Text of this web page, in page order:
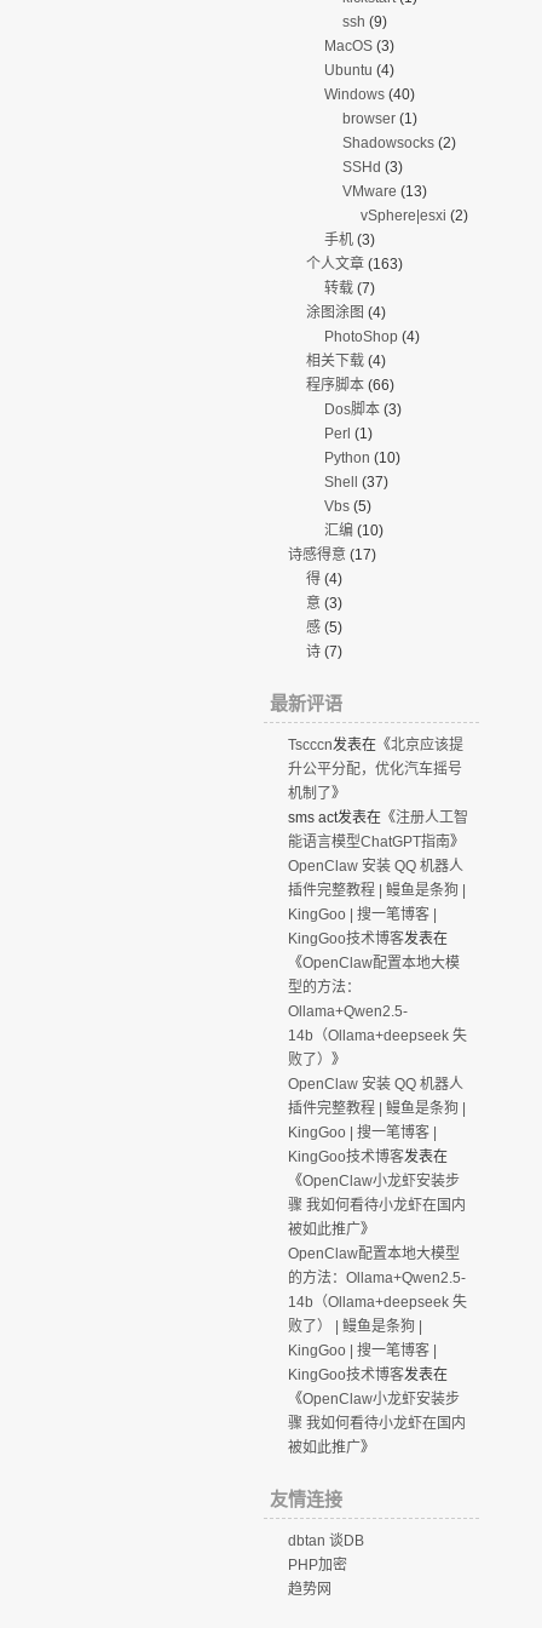
ssh (9)
MacOS(3)
Ubuntu (4)
Windows(40)
browser(1)
Shadowsocks(2)
SSHd (3)
VMware (13)
vSphere|esxi (2)
手机(3)
个人文章(163)
转载(7)
涂图涂图 (4)
PhotoShop(4)
相关下载(4)
程序脚本(66)
Dos脚本(3)
Perl (1)
Python (10)
Shell (37)
Vbs(5)
汇编 (10)
诗感得意(17)
得(4)
意(3)
感(5)
诗(7)
最新评语
Tscccn发表在《北京应该提
升公平分配，优化汽车摇号
机制了》
sms act发表在《注册人工智
能语言模型ChatGPT指南》
OpenClaw 安装 QQ 机器人
插件完整教程 | 鳗鱼是条狗 |
KingGoo | 搜一笔博客 |
KingGoo技术博客发表在
《OpenClaw配置本地大模
型的方法：
Ollama+Qwen2.5-
14b（Ollama+deepseek 失
败了）
》
OpenClaw 安装 QQ 机器人
插件完整教程 | 鳗鱼是条狗 |
KingGoo | 搜一笔博客 |
KingGoo技术博客发表在
《OpenClaw小龙虾安装步
骤 我如何看待小龙虾在国内
被如此推广》
OpenClaw配置本地大模型
的方法：Ollama+Qwen2.5-
14b（Ollama+deepseek 失
败了） | 鳗鱼是条狗 |
KingGoo | 搜一笔博客 |
KingGoo技术博客发表在
《OpenClaw小龙虾安装步
骤 我如何看待小龙虾在国内
被如此推广》
友情连接
dbtan 谈DB
PHP加密
趋势网